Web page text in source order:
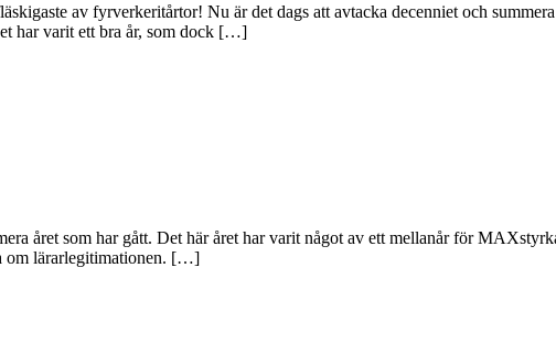
av fyrverkeritårtor! Nu är det dags att avtacka decenniet och
har varit ett bra år, som dock […]
året som har gått. Det här året har varit något av ett mellanår för
om lärarlegitimationen. […]